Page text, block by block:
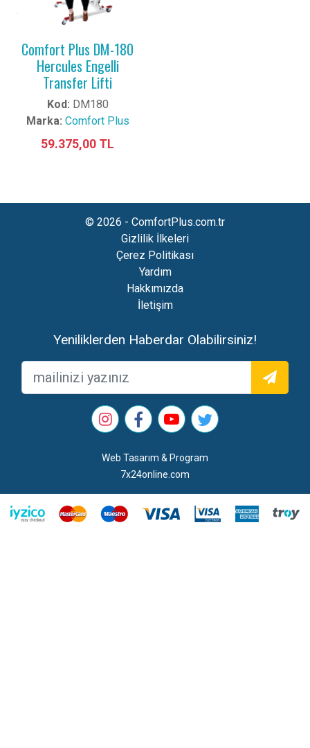
Comfort Plus DM-180
Hercules Engelli
Transfer Lifti
Kod: DM180
Marka: Comfort Plus
59.375,00 TL
© 2026 - ComfortPlus.com.tr
Gizlilik İlkeleri
Çerez Politikası
Yardım
Hakkımızda
İletişim
Yeniliklerden Haberdar Olabilirsiniz!
Web Tasarım & Program
7x24online.com